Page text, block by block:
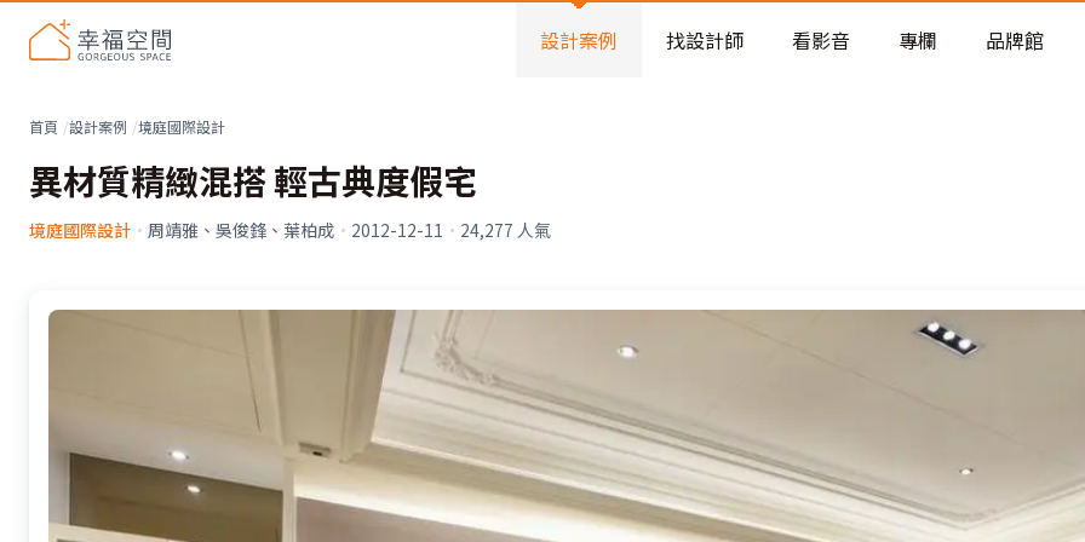
看不見的居家風險和翻新關鍵
老屋預算分配與高 CP 值煥新術
設計案例 找設計師 看影音 專欄 品牌館
首頁 設計案例 境庭國際設計
異材質精緻混搭 輕古典度假宅
境庭國際設計 · 周靖雅、吳俊鋒、葉柏成 · 2012-12-11 · 24,277 人氣